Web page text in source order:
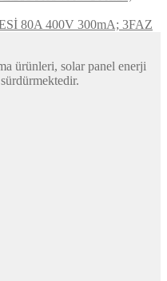
80A 400V 300mA; 3FAZ
ürünleri, solar panel enerji